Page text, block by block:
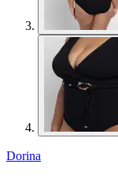
Dorina